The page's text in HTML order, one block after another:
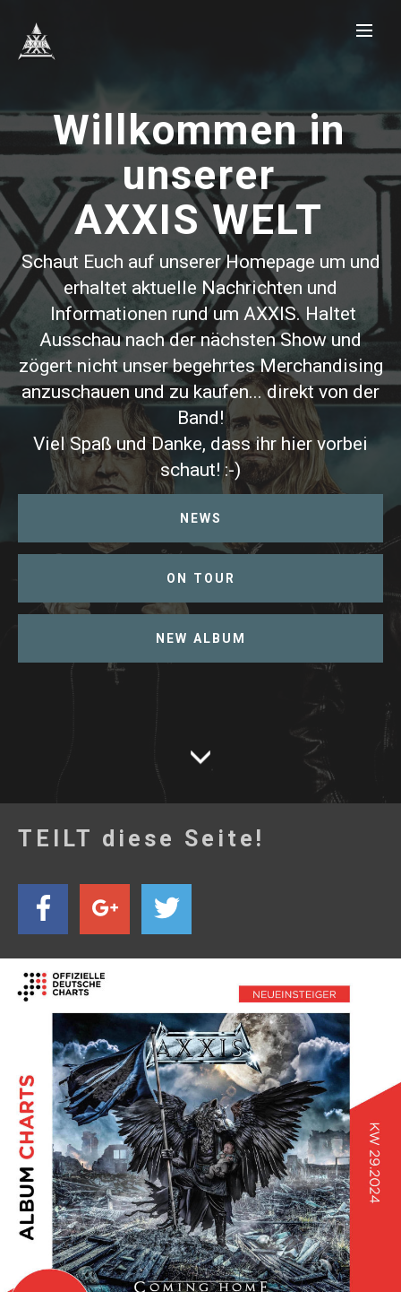
Willkommen in
unserer
AXXIS WELT
Schaut Euch auf unserer Homepage um und
erhaltet aktuelle Nachrichten und
Informationen rund um AXXIS. Haltet
Ausschau nach der nächsten Show und
zögert nicht unser begehrtes Merchandising
anzuschauen und zu kaufen... direkt von der
Band!
Viel Spaß und Danke, dass ihr hier vorbei
schaut! :-)
NEWS
ON TOUR
NEW ALBUM
TEILT diese Seite!